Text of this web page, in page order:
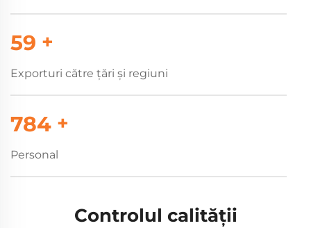
60 +
Exporturi către țări și regiuni
800 +
Personal
Controlul calității